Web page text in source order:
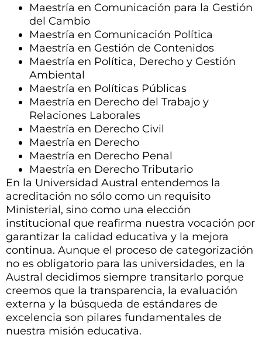
Maestría en Comunicación para la Gestión
del Cambio
Maestría en Comunicación Política
Maestría en Gestión de Contenidos
Maestría en Política, Derecho y Gestión
Ambiental
Maestría en Políticas Públicas
Maestría en Derecho del Trabajo y
Relaciones Laborales
Maestría en Derecho Civil
Maestría en Derecho
Maestría en Derecho Penal
Maestría en Derecho Tributario
En la Universidad Austral entendemos la
acreditación no sólo como un requisito
Ministerial, sino como una elección
institucional que reafirma nuestra vocación por
garantizar la calidad educativa y la mejora
continua. Aunque el proceso de categorización
no es obligatorio para las universidades, en la
Austral decidimos siempre transitarlo porque
creemos que la transparencia, la evaluación
externa y la búsqueda de estándares de
excelencia son pilares fundamentales de
nuestra misión educativa.